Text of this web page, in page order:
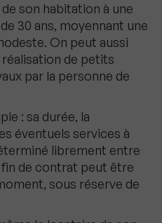
son habitation à une
30 ans, moyennant une
On peut aussi
de petits
par la personne de
: sa durée, la
éventuels services à
librement entre
de contrat peut être
sous réserve de